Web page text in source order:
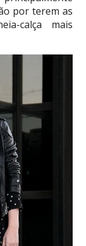
por terem as
calça mais